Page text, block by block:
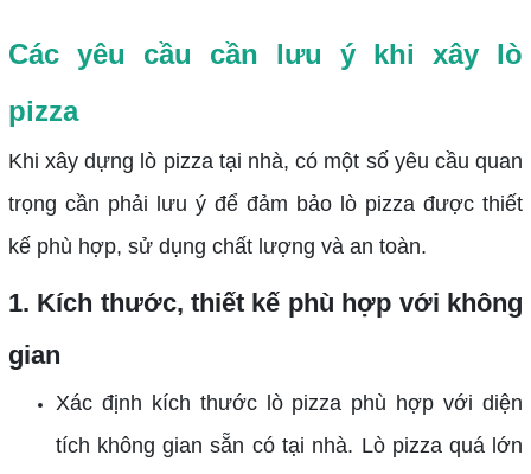
Các yêu cầu cần lưu ý khi xây lò
pizza
Khi xây dựng lò pizza tại nhà, có một số yêu cầu quan
trọng cần phải lưu ý để đảm bảo lò pizza được thiết
kế phù hợp, sử dụng chất lượng và an toàn.
1. Kích thước, thiết kế phù hợp với không
gian
Xác định kích thước lò pizza phù hợp với diện
tích không gian sẵn có tại nhà. Lò pizza quá lớn